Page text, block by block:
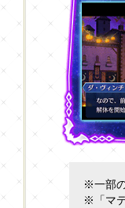
※一部
※「マ